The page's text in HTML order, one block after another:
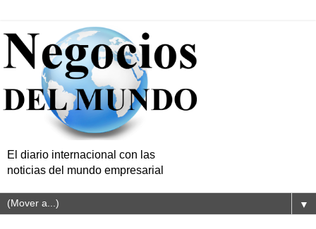
El diario internacional con las
noticias del mundo empresarial
▼